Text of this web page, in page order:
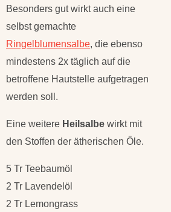
Besonders gut wirkt auch eine
selbst gemachte
Ringelblumensalbe, die ebenso
mindestens 2x täglich auf die
betroffene Hautstelle aufgetragen
werden soll.
Eine weitere Heilsalbe wirkt mit
den Stoffen der ätherischen Öle.
5 Tr Teebaumöl
2 Tr Lavendelöl
2 Tr Lemongrass